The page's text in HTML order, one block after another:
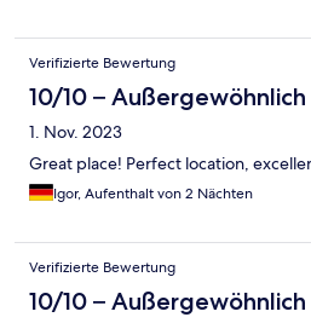
Verifizierte Bewertung
10/10 – Außergewöhnlich
1. Nov. 2023
Great place! Perfect location,
Igor, Aufenthalt von 2 Nächten
Verifizierte Bewertung
10/10 – Außergewöhnlich